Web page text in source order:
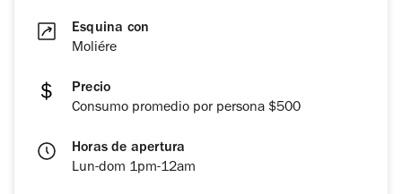
Esquina con
Moliére
Precio
Consumo promedio por persona $500
Horas de apertura
Lun-dom 1pm-12am